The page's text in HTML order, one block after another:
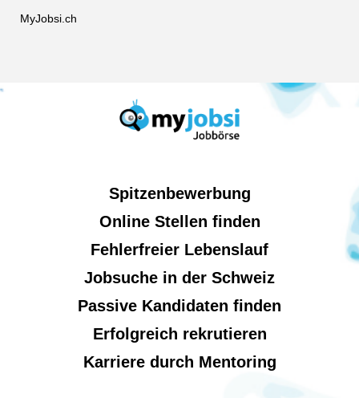
MyJobsi.ch
Spitzenbewerbung
Online Stellen finden
Fehlerfreier Lebenslauf
Jobsuche in der Schweiz
Passive Kandidaten finden
Erfolgreich rekrutieren
Karriere durch Mentoring